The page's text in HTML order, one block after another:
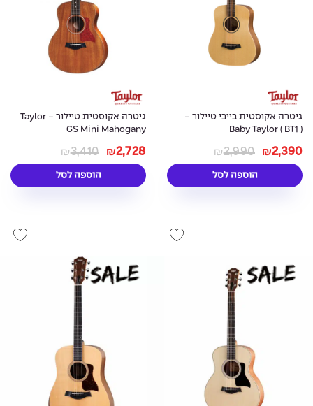
גיטרה אקוסטית בייבי טיילור -
Baby Taylor ( BT1 )
₪2,990 ₪2,390
הוספה לסל
גיטרה אקוסטית טיילור - Taylor
GS Mini Mahogany
₪3,410 ₪2,728
הוספה לסל